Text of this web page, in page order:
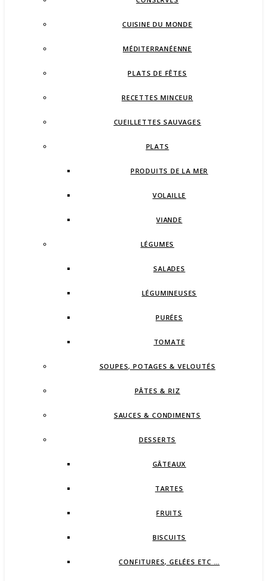
CUISINE DU MONDE
MÉDITERRANÉENNE
PLATS DE FÊTES
RECETTES MINCEUR
CUEILLETTES SAUVAGES
PLATS
PRODUITS DE LA MER
VOLAILLE
VIANDE
LÉGUMES
SALADES
LÉGUMINEUSES
PURÉES
TOMATE
SOUPES, POTAGES & VELOUTÉS
PÂTES & RIZ
SAUCES & CONDIMENTS
DESSERTS
GÂTEAUX
TARTES
FRUITS
BISCUITS
CONFITURES, GELÉES ETC …